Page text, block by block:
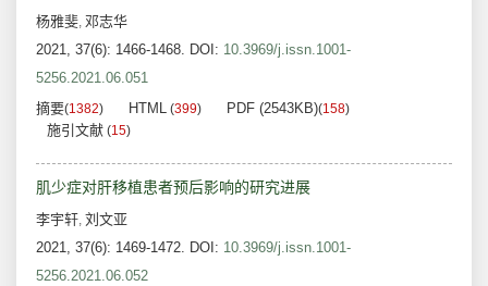
杨雅斐, 邓志华
2021, 37(6): 1466-1468. DOI: 10.3969/j.issn.1001-
5256.2021.06.051
摘要(1382) HTML (399) PDF (2543KB)(158)
施引文献 (15)
肌少症对肝移植患者预后影响的研究进展
李宇轩, 刘文亚
2021, 37(6): 1469-1472. DOI: 10.3969/j.issn.1001-
5256.2021.06.052